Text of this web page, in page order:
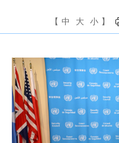
【 中 大 小 】